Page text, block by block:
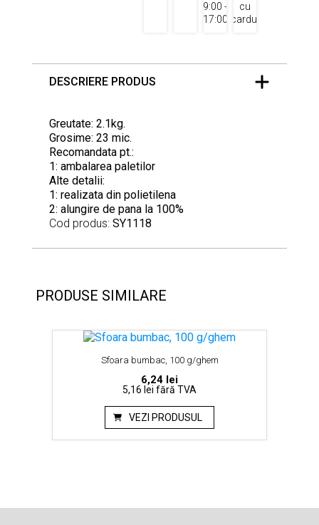
9:00 -
17:00
cu
cardul
DESCRIERE PRODUS
Greutate: 2.1kg.
Grosime: 23 mic.
Recomandata pt.:
1: ambalarea paletilor
Alte detalii:
1: realizata din polietilena
2: alungire de pana la 100%
Cod produs:SY1118
PRODUSE SIMILARE
Sfoara bumbac, 100 g/ghem
6,24 lei
5,16 lei fără TVA
VEZI PRODUSUL